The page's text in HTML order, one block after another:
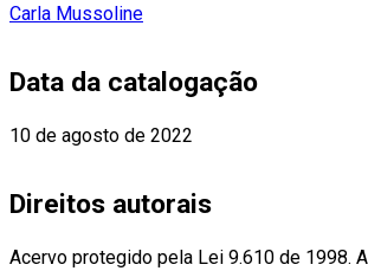
Carla Mussoline
Data da catalogação
10 de agosto de 2022
Direitos autorais
Acervo protegido pela Lei 9.610 de 1998.